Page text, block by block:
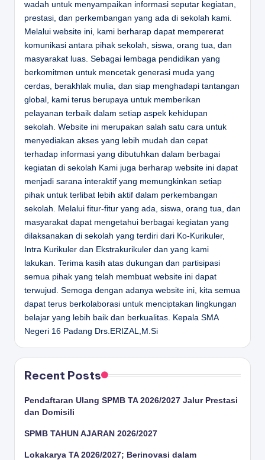
wadah untuk menyampaikan informasi seputar kegiatan,
prestasi, dan perkembangan yang ada di sekolah kami.
Melalui website ini, kami berharap dapat mempererat
komunikasi antara pihak sekolah, siswa, orang tua, dan
masyarakat luas. Sebagai lembaga pendidikan yang
berkomitmen untuk mencetak generasi muda yang
cerdas, berakhlak mulia, dan siap menghadapi tantangan
global, kami terus berupaya untuk memberikan
pelayanan terbaik dalam setiap aspek kehidupan
sekolah. Website ini merupakan salah satu cara untuk
menyediakan akses yang lebih mudah dan cepat
terhadap informasi yang dibutuhkan dalam berbagai
kegiatan di sekolah Kami juga berharap website ini dapat
menjadi sarana interaktif yang memungkinkan setiap
pihak untuk terlibat lebih aktif dalam perkembangan
sekolah. Melalui fitur-fitur yang ada, siswa, orang tua, dan
masyarakat dapat mengetahui berbagai kegiatan yang
dilaksanakan di sekolah yang terdiri dari Ko-Kurikuler,
Intra Kurikuler dan Ekstrakurikuler dan yang kami
lakukan. Terima kasih atas dukungan dan partisipasi
semua pihak yang telah membuat website ini dapat
terwujud. Semoga dengan adanya website ini, kita semua
dapat terus berkolaborasi untuk menciptakan lingkungan
belajar yang lebih baik dan berkualitas.
Kepala SMA
Negeri 16 Padang Drs.ERIZAL,M.Si
Recent Posts
Pendaftaran Ulang SPMB TA 2026/2027 Jalur Prestasi
dan Domisili
SPMB TAHUN AJARAN 2026/2027
Lokakarya TA 2026/2027; Berinovasi dalam